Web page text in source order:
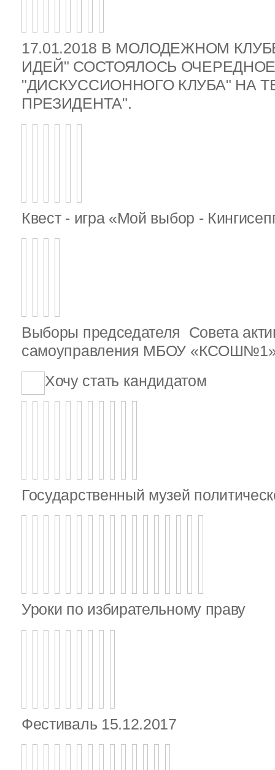
17.01.2018 В МОЛОДЕЖНОМ
ИДЕЙ" СОСТОЯЛОСЬ
"ДИСКУССИОННОГО КЛУБА" НА
ПРЕЗИДЕНТА".
Квест - игра «Мой выбор -
Выборы председателя Совета
самоуправления МБОУ
Хочу стать кандидатом
Государственный музей
Уроки по избирательному праву
Фестиваль 15.12.2017